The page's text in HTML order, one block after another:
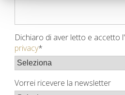
Dichiaro di aver letto e accetto l'
privacy*
Vorrei ricevere la newsletter